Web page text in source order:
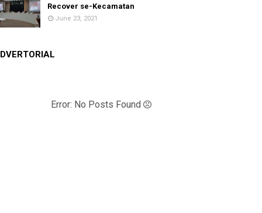
Recover se-Kecamatan
June 23, 2021
Error: No Posts Found